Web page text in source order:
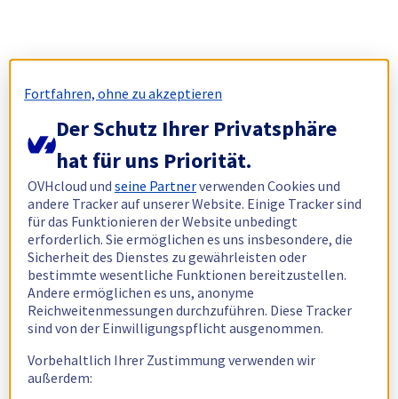
Fortfahren, ohne zu akzeptieren
Der Schutz Ihrer Privatsphäre
hat für uns Priorität.
OVHcloud undseine Partnerverwenden Cookies und
andere Tracker auf unserer Website. Einige Tracker sind
für das Funktionieren der Website unbedingt
erforderlich. Sie ermöglichen es uns insbesondere, die
Sicherheit des Dienstes zu gewährleisten oder
bestimmte wesentliche Funktionen bereitzustellen.
Andere ermöglichen es uns, anonyme
Reichweitenmessungen durchzuführen. Diese Tracker
sind von der Einwilligungspflicht ausgenommen.
Vorbehaltlich Ihrer Zustimmung verwenden wir
außerdem: